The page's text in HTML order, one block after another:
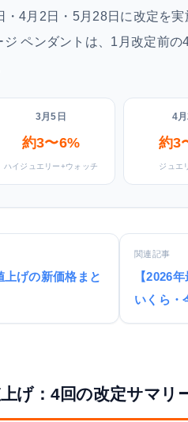
4月2日・5月28日に改定を実
ペンダントは、1月改定前
3月5日
約3〜6%
ハイジュエリー+ウォッチ
4月
約3
ジュエ
上げの新価格まと
関連記事
【2026
いくら・
げ：4回の改定サマリ